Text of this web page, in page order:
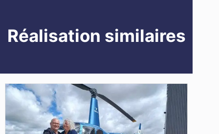
Réalisation similaires